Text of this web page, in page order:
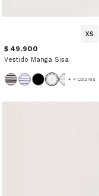
XS
$ 49.900
Vestido Manga Sisa
+ 4 Colores